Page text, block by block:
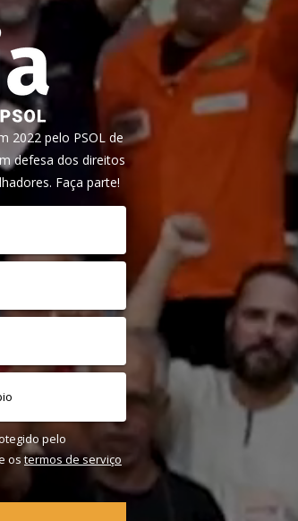
2022 pelo PSOL de
defesa dos direitos
Faça parte!
pelo
os termos de serviço